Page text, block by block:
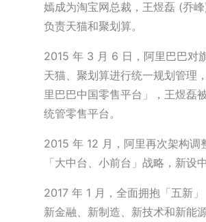
嫣成为淘宝网总裁，王煜磊 (乔
负责天猫和聚划算。
2015 年 3 月 6 日，阿里巴巴对
天猫、聚划算进行统一规划管理
里巴巴中国零售平台」，王煜磊
统管零售平台。
2015 年 12 月，阿里再次架构调
「大中台、小前台」战略，新设
2017 年 1 月，全面拥抱「五新」
新金融、新制造、新技术和新能